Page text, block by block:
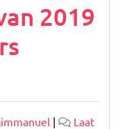
2019
|
Laat